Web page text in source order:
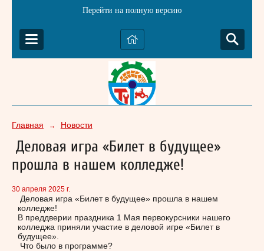
Перейти на полную версию
Главная → Новости
Деловая игра «Билет в будущее»
прошла в нашем колледже!
30 апреля 2025 г.
Деловая игра «Билет в будущее» прошла в нашем
колледже!
В преддверии праздника 1 Мая первокурсники нашего
колледжа приняли участие в деловой игре «Билет в
будущее».
Что было в программе?